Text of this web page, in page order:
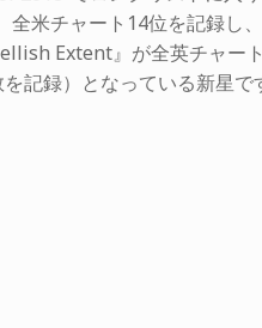
米チャート14位を記録し
Extent』が全英チャー
記録）となっている新星で